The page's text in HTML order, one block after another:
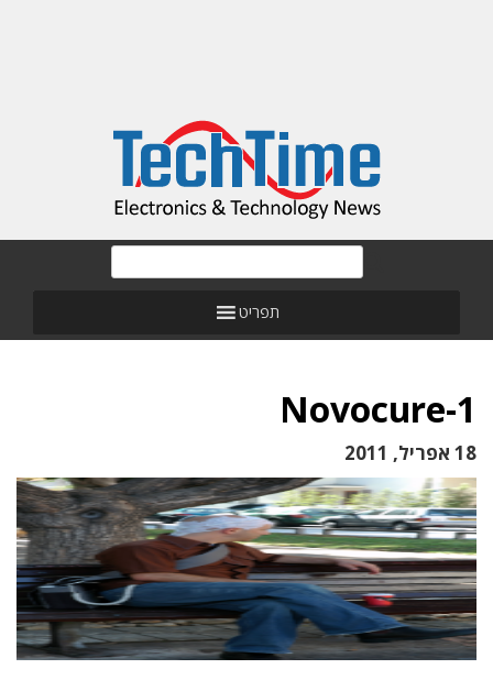
תפריט
Novocure-1
18 אפריל, 2011